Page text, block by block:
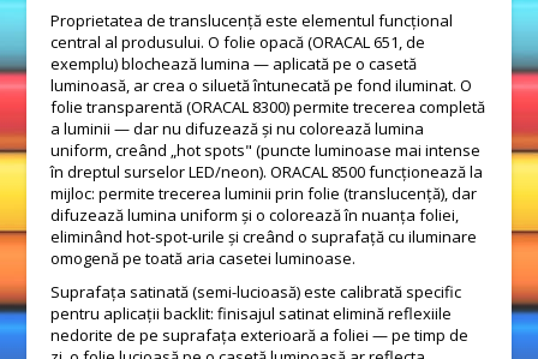
Proprietatea de translucență este elementul funcțional
central al produsului. O folie opacă (ORACAL 651, de
exemplu) blochează lumina — aplicată pe o casetă
luminoasă, ar crea o siluetă întunecată pe fond iluminat. O
folie transparentă (ORACAL 8300) permite trecerea completă
a luminii — dar nu difuzează și nu colorează lumina
uniform, creând „hot spots" (puncte luminoase mai intense
în dreptul surselor LED/neon). ORACAL 8500 funcționează la
mijloc: permite trecerea luminii prin folie (translucență), dar
difuzează lumina uniform și o colorează în nuanța foliei,
eliminând hot-spot-urile și creând o suprafață cu iluminare
omogenă pe toată aria casetei luminoase.
Suprafața satinată (semi-lucioasă) este calibrată specific
pentru aplicații backlit: finisajul satinat elimină reflexiile
nedorite de pe suprafața exterioară a foliei — pe timp de